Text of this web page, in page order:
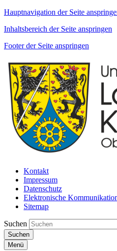
Hauptnavigation der Seite
Inhaltsbereich der Seite anspringen
Footer der Seite anspringen
Kontakt
Impressum
Datenschutz
Elektronische
Sitemap
Suchen
Suchen
Menü